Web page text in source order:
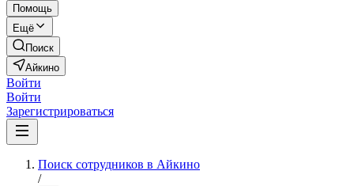
Помощь
Ещё
Поиск
Айкино
Войти
Войти
Зарегистрироваться
Поиск сотрудников в Айкино
/